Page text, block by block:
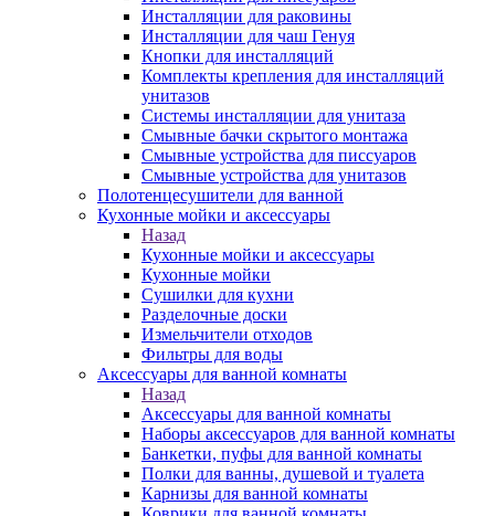
Инсталляции для раковины
Инсталляции для чаш Генуя
Кнопки для инсталляций
Комплекты крепления для инсталляций
унитазов
Системы инсталляции для унитаза
Смывные бачки скрытого монтажа
Смывные устройства для писсуаров
Смывные устройства для унитазов
Полотенцесушители для ванной
Кухонные мойки и аксессуары
Назад
Кухонные мойки и аксессуары
Кухонные мойки
Сушилки для кухни
Разделочные доски
Измельчители отходов
Фильтры для воды
Аксессуары для ванной комнаты
Назад
Аксессуары для ванной комнаты
Наборы аксессуаров для ванной комнаты
Банкетки, пуфы для ванной комнаты
Полки для ванны, душевой и туалета
Карнизы для ванной комнаты